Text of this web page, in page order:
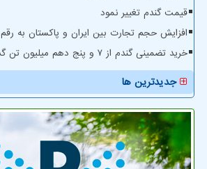
قیمت گندم تغییر نمود
افزایش حجم تجارت بین ایران و پاکستان به رقم 10 میلیارد دلار
خرید تضمینی گندم از ۷ و پنج دهم میلیون تن گذشت
جدیدترین ها